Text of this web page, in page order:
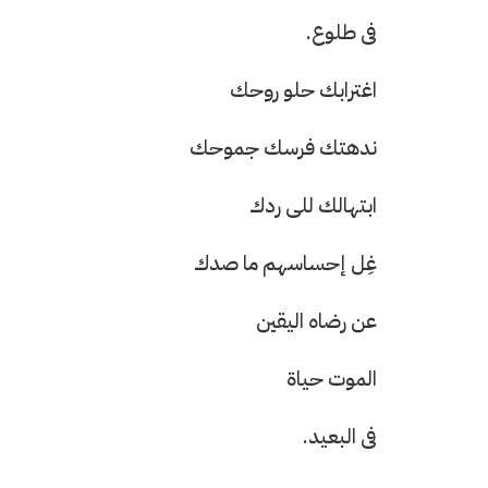
فى طلوع.
اغترابك حلو روحك
ندهتك فرسك جموحك
ابتهالك للى ردك
غِل إحساسهم ما صدك
عن رضاه اليقين
الموت حياة
فى البعيد.